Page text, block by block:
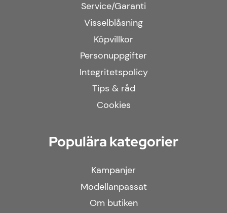
Service/Garanti
Visselblåsning
Köpvillkor
Personuppgifter
Integritetspolicy
Tips & råd
Cookies
Populära kategorier
Kampanjer
Modellanpassat
Om butiken